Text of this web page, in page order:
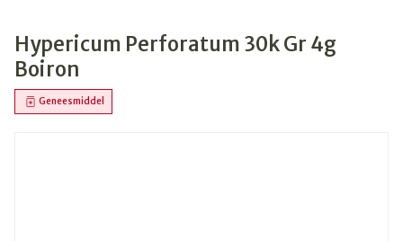
Hypericum Perforatum 30k Gr 4g
Boiron
Geneesmiddel